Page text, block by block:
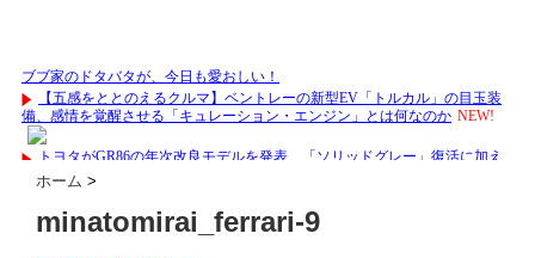
ホーム >
minatomirai_ferrari-9